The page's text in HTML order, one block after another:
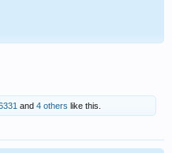
and 4 others like this.